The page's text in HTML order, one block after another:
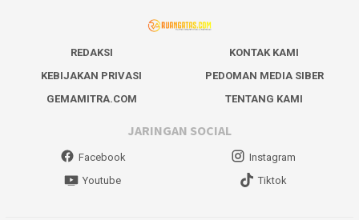
REDAKSI
KONTAK KAMI
KEBIJAKAN PRIVASI
PEDOMAN MEDIA SIBER
GEMAMITRA.COM
TENTANG KAMI
JARINGAN SOCIAL
Facebook
Instagram
Youtube
Tiktok